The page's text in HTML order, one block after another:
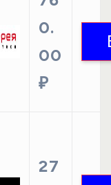
0.
00
₽
27